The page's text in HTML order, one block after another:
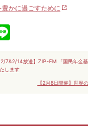
かに過ごすために
Line
7&2/14放送】ZIP-FM 「国民年金
します
【2月8日開催】世界